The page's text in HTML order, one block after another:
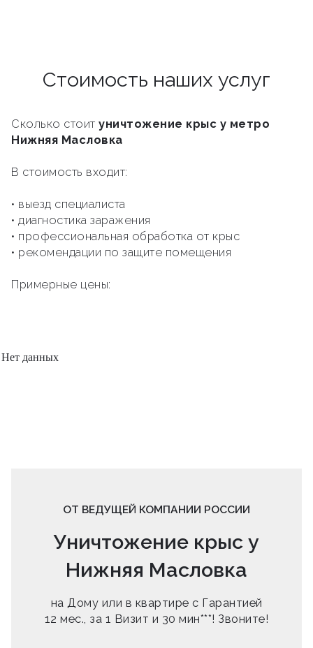
Стоимость наших услуг
Сколько стоит уничтожение крыс у метро
Нижняя Масловка
В стоимость входит:
• выезд специалиста
• диагностика заражения
• профессиональная обработка от крыс
• рекомендации по защите помещения
Примерные цены:
Нет данных
ОТ ВЕДУЩЕЙ КОМПАНИИ РОССИИ
Уничтожение крыс у
Нижняя Масловка
на Дому или в квартире с Гарантией
12 мес., за 1 Визит и 30 мин***! Звоните!